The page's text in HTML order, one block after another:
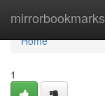
mirrorbookmarks
Home
Home
1